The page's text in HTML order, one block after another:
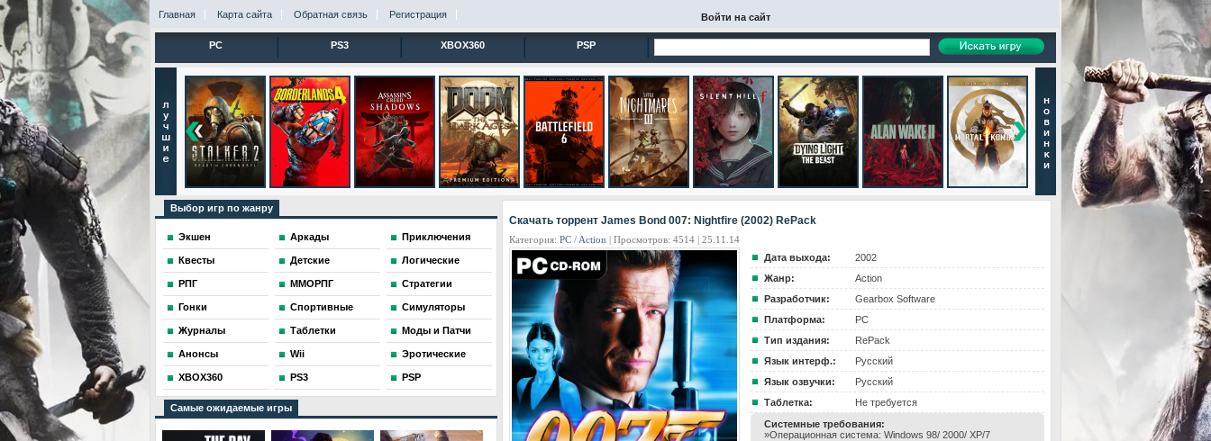
Главная Карта сайта Обратная связь Регистрация Войти на сайт
PC PS3 XBOX360 PSP
Выбор игр по жанру
Экшен Аркады Приключения
Квесты Детские Логические
РПГ ММОРПГ Стратегии
Гонки Спортивные Симуляторы
Журналы Таблетки Моды и Патчи
Анонсы Wii Эротические
XBOX360 PS3 PSP
Самые ожидаемые игры
Скачать торрент James Bond 007: Nightfire (2002) RePack
Категория: PC / Action | Просмотров: 4514 | 25.11.14
Дата выхода:
2002
Жанр:
Action
Разработчик:
Gearbox Software
Платформа:
PC
Тип издания:
RePack
Язык интерф.:
Русский
Язык озвучки:
Русский
Таблетка:
Не требуется
Системные требования:
»Операционная система: Windows 98/ 2000/ ХP/7